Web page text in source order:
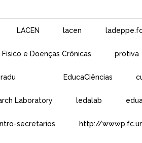
LACEN lacen
e Doenças Crônicas protiva
EducaCiências
Laboratory ledalab
secretarios http://